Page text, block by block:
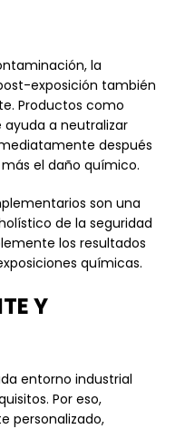
la
exposición también
Productos como
ayuda a neutralizar
después
el daño químico.
son una
de la seguridad
los resultados
químicas.
Y
entorno industrial
Por eso,
personalizado,